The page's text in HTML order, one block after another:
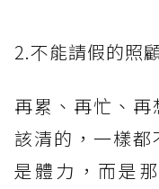
2.不能請假的照
再累、再忙、再
該清的，一樣
是體力，而是